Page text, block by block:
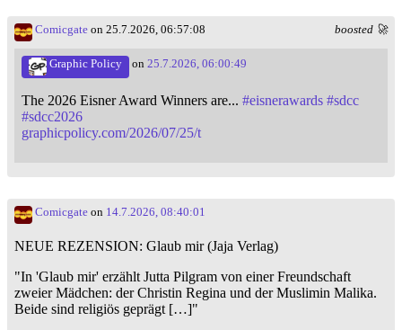
boosted 🚀
Comicgate on 25.7.2026, 06:57:08
Graphic Policy on 25.7.2026, 06:00:49
The 2026 Eisner Award Winners are... #eisnerawards #sdcc
#sdcc2026
graphicpolicy.com/2026/07/25/t
Comicgate on 14.7.2026, 08:40:01
NEUE REZENSION: Glaub mir (Jaja Verlag)
"In 'Glaub mir' erzählt Jutta Pilgram von einer Freundschaft
zweier Mädchen: der Christin Regina und der Muslimin Malika.
Beide sind religiös geprägt […]"